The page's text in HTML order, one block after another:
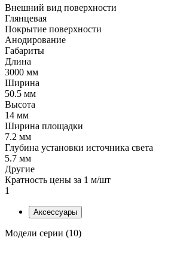
Внешний вид поверхности
Глянцевая
Покрытие поверхности
Анодирование
Габариты
Длина
3000 мм
Ширина
50.5 мм
Высота
14 мм
Ширина площадки
7.2 мм
Глубина установки источника света
5.7 мм
Другие
Кратность цены за 1 м/шт
1
Аксессуары
Модели серии (10)